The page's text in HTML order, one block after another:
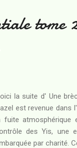
la suite d' Une
est revenue dans
fuite atmosphérique
des Yis, une
par charité.